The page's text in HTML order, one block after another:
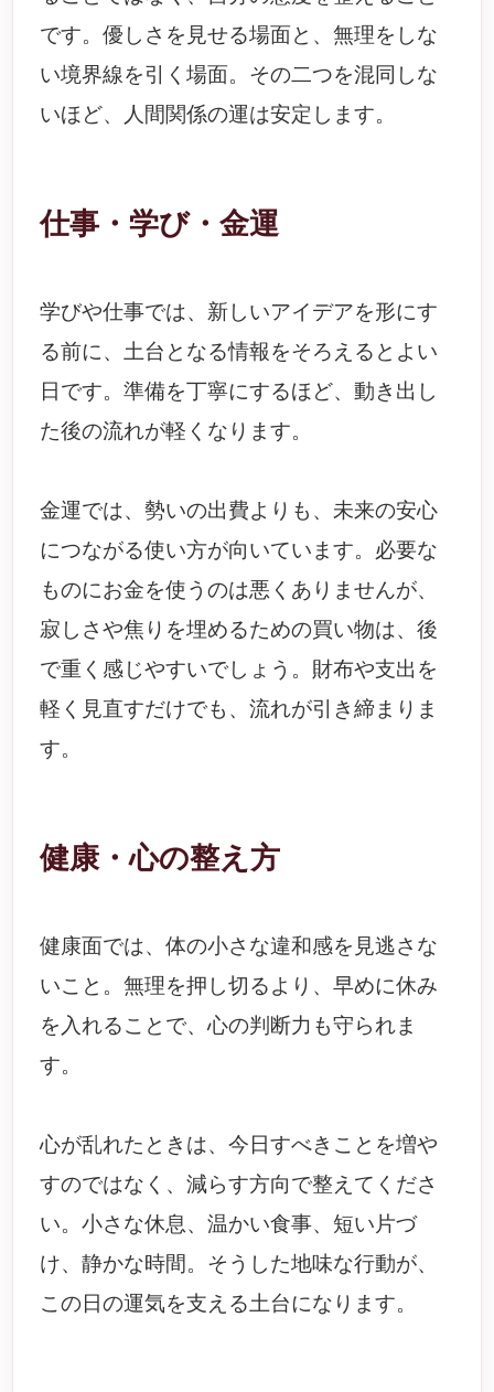
です。優しさを見せる場面と、無理をしな
い境界線を引く場面。その二つを混同しな
いほど、人間関係の運は安定します。
仕事・学び・金運
学びや仕事では、新しいアイデアを形にす
る前に、土台となる情報をそろえるとよい
日です。準備を丁寧にするほど、動き出し
た後の流れが軽くなります。
金運では、勢いの出費よりも、未来の安心
につながる使い方が向いています。必要な
ものにお金を使うのは悪くありませんが、
寂しさや焦りを埋めるための買い物は、後
で重く感じやすいでしょう。財布や支出を
軽く見直すだけでも、流れが引き締まりま
す。
健康・心の整え方
健康面では、体の小さな違和感を見逃さな
いこと。無理を押し切るより、早めに休み
を入れることで、心の判断力も守られま
す。
心が乱れたときは、今日すべきことを増や
すのではなく、減らす方向で整えてくださ
い。小さな休息、温かい食事、短い片づ
け、静かな時間。そうした地味な行動が、
この日の運気を支える土台になります。